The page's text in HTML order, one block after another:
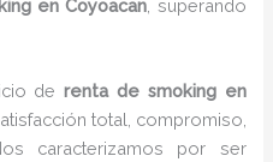
en Coyoacan , superando
derenta de smoking en
total, compromiso,
caracterizamos por ser